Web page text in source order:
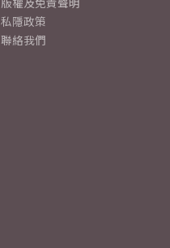
私隱政策
聯絡我們